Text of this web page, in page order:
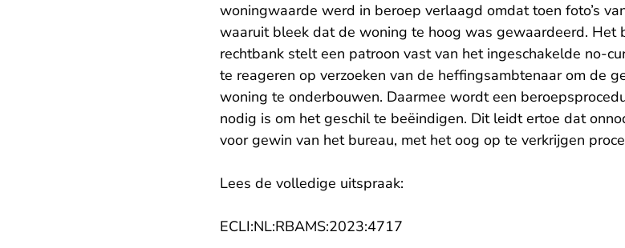
woningwaarde werd in beroep verlaagd omdat toen foto’s
waaruit bleek dat de woning te hoog was gewaardeerd. Het
rechtbank stelt een patroon vast van het ingeschakelde no-
te reageren op verzoeken van de heffingsambtenaar om de
woning te onderbouwen. Daarmee wordt een
nodig is om het geschil te beëindigen. Dit leidt ertoe dat
voor gewin van het bureau, met het oog op te verkrijgen
Lees de volledige uitspraak:
ECLI:NL:RBAMS:2023:4717